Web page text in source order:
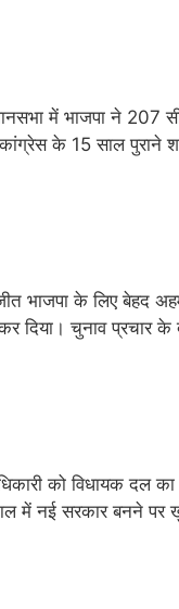
में भाजपा ने
के 15 साल पुराने
भाजपा के लिए बेहद
चुनाव प्रचार के
को विधायक दल
में नई सरकार बनने पर